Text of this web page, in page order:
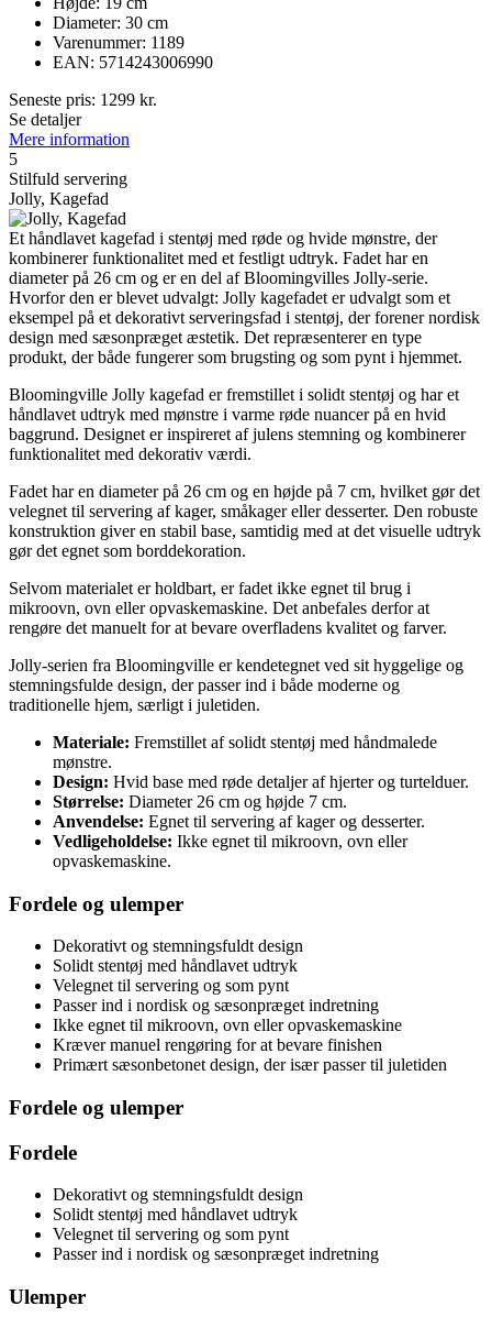
Diameter: 30 cm
Varenummer: 1189
EAN: 5714243006990
Seneste pris: 1299 kr.
Se detaljer
Mere information
5
Stilfuld servering
Jolly, Kagefad
Et håndlavet kagefad i stentøj med røde og hvide mønstre, der
kombinerer funktionalitet med et festligt udtryk. Fadet har en
diameter på 26 cm og er en del af Bloomingvilles Jolly-serie.
Hvorfor den er blevet udvalgt: Jolly kagefadet er udvalgt som et
eksempel på et dekorativt serveringsfad i stentøj, der forener nordisk
design med sæsonpræget æstetik. Det repræsenterer en type
produkt, der både fungerer som brugsting og som pynt i hjemmet.
Bloomingville Jolly kagefad er fremstillet i solidt stentøj og har et
håndlavet udtryk med mønstre i varme røde nuancer på en hvid
baggrund. Designet er inspireret af julens stemning og kombinerer
funktionalitet med dekorativ værdi.
Fadet har en diameter på 26 cm og en højde på 7 cm, hvilket gør det
velegnet til servering af kager, småkager eller desserter. Den robuste
konstruktion giver en stabil base, samtidig med at det visuelle udtryk
gør det egnet som borddekoration.
Selvom materialet er holdbart, er fadet ikke egnet til brug i
mikroovn, ovn eller opvaskemaskine. Det anbefales derfor at
rengøre det manuelt for at bevare overfladens kvalitet og farver.
Jolly-serien fra Bloomingville er kendetegnet ved sit hyggelige og
stemningsfulde design, der passer ind i både moderne og
traditionelle hjem, særligt i juletiden.
Materiale: Fremstillet af solidt stentøj med håndmalede
mønstre.
Design: Hvid base med røde detaljer af hjerter og turtelduer.
Størrelse: Diameter 26 cm og højde 7 cm.
Anvendelse: Egnet til servering af kager og desserter.
Vedligeholdelse: Ikke egnet til mikroovn, ovn eller
opvaskemaskine.
Fordele og ulemper
Dekorativt og stemningsfuldt design
Solidt stentøj med håndlavet udtryk
Velegnet til servering og som pynt
Passer ind i nordisk og sæsonpræget indretning
Ikke egnet til mikroovn, ovn eller opvaskemaskine
Kræver manuel rengøring for at bevare finishen
Primært sæsonbetonet design, der især passer til juletiden
Fordele og ulemper
Fordele
Dekorativt og stemningsfuldt design
Solidt stentøj med håndlavet udtryk
Velegnet til servering og som pynt
Passer ind i nordisk og sæsonpræget indretning
Ulemper